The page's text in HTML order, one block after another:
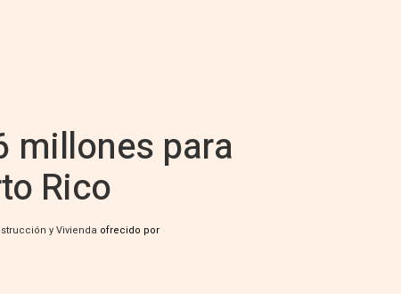
millones para
Rico
y Vivienda ofrecido por